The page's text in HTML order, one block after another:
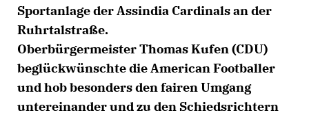
Sportanlage der Assindia Cardinals an der
Ruhrtalstraße.
Oberbürgermeister Thomas Kufen (CDU)
beglückwünschte die American Footballer
und hob besonders den fairen Umgang
untereinander und zu den Schiedsrichtern